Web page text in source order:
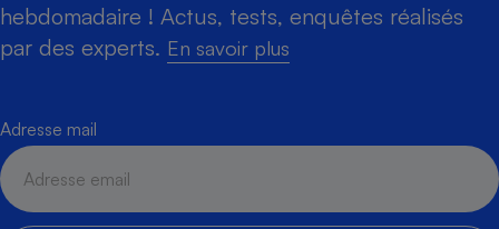
hebdomadaire ! Actus, tests, enquêtes réalisés
par des experts. En savoir plus
Adresse mail